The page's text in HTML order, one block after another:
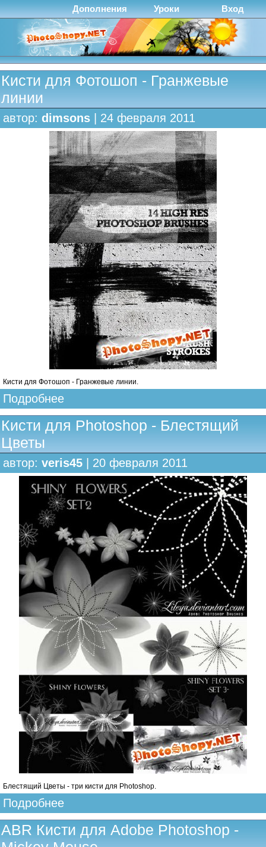
Дополнения Уроки Вход
Кисти для Фотошоп - Гранжевые
линии
автор: dimsons | 24 февраля 2011
Кисти для Фотошоп - Гранжевые линии.
Подробнее
Кисти для Photoshop - Блестящий
Цветы
автор: veris45 | 20 февраля 2011
Блестящий Цветы - три кисти для Photoshop.
Подробнее
ABR Кисти для Adobe Photoshop -